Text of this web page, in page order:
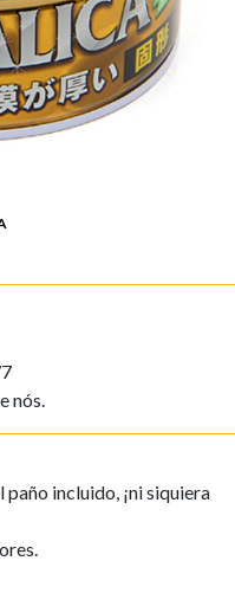
nós.
incluido, ¡ni siquiera